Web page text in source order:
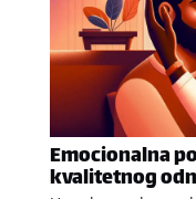
Emocionalna
kvalitetnog